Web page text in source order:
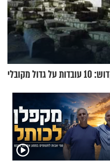
454 שנה לפטירתו של האר"י הקדוש: 10 עובדות על גדול מקובלי